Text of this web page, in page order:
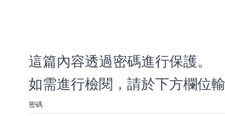
這篇內容透過密碼進行保護。
如需進行檢閱，請於下方欄位
密碼